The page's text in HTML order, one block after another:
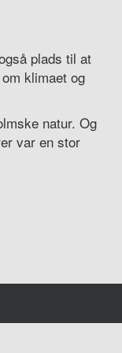
plads til at
klimaet og
natur. Og
var en stor